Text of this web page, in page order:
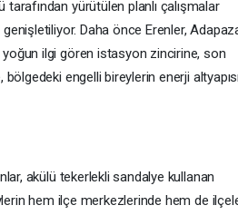
yürütülen planlı çalışmalar
Daha önce Erenler,
ilgi gören istasyon zincirine, son
engelli bireylerin enerji
akülü tekerlekli sandalye kullanan
hem ilçe merkezlerinde hem de